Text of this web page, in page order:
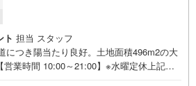
ト 担当 スタッフ
につき陽当たり良好。土地面積496m2の大
営業時間 10:00～21:00】※水曜定休上記時